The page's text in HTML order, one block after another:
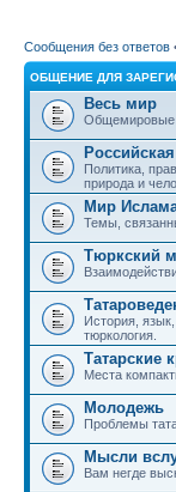
Сообщения без ответов
ОБЩЕНИЕ ДЛЯ
Весь мир
Общемировые
Политика,
природа и
Мир
Темы,
Тюркский
История,
тюркология.
Татарские
Места
Молодежь
Проблемы
Мысли
Вам негде